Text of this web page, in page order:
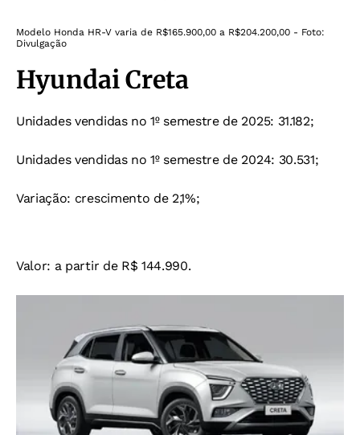
Modelo Honda HR-V varia de R$165.900,00 a R$204.200,00 - Foto:
Divulgação
Hyundai Creta
Unidades vendidas no 1º semestre de 2025: 31.182;
Unidades vendidas no 1º semestre de 2024: 30.531;
Variação: crescimento de 2,1%;
Valor: a partir de R$ 144.990.